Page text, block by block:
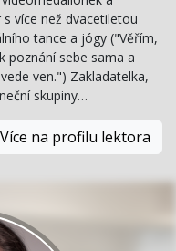
více než dvacetiletou
tance a jógy ("Věřím,
poznání sebe sama a
ven.") Zakladatelka,
skupiny…
Více na profilu lektora